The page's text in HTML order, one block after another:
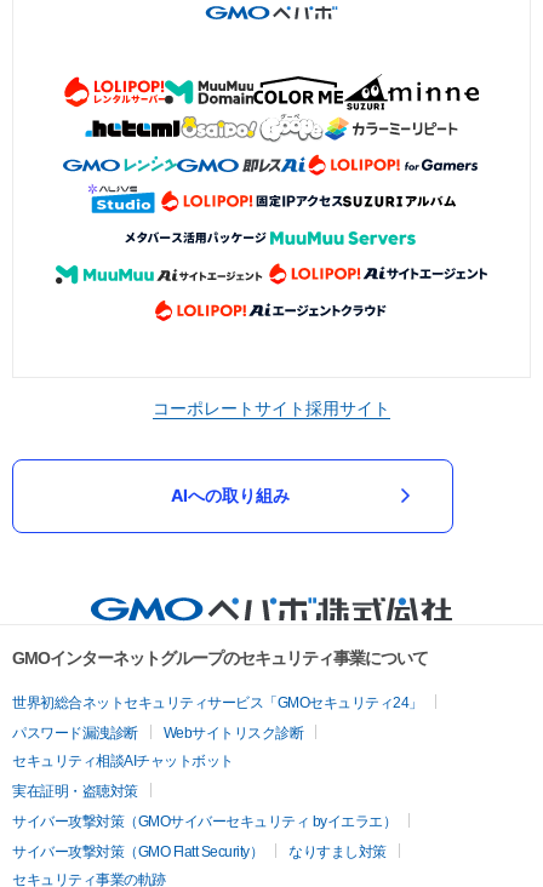
コーポレートサイト採用サイト
AIへの取り組み
GMOインターネットグループのセキュリティ事業について
世界初総合ネットセキュリティサービス「GMOセキュリティ24」
パスワード漏洩診断
Webサイトリスク診断
セキュリティ相談AIチャットボット
実在証明・盗聴対策
サイバー攻撃対策（GMOサイバーセキュリティ byイエラエ）
サイバー攻撃対策（GMO Flatt Security）
なりすまし対策
セキュリティ事業の軌跡